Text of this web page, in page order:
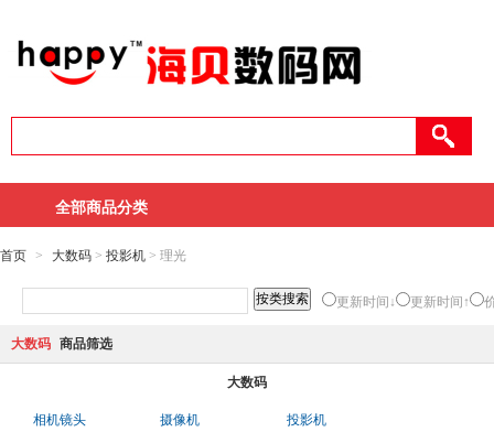
全部商品分类
首页 > 大数码 > 投影机 > 理光
更新时间↓ 更新时间↑
大数码 商品筛选
大数码
相机镜头 摄像机 投影机